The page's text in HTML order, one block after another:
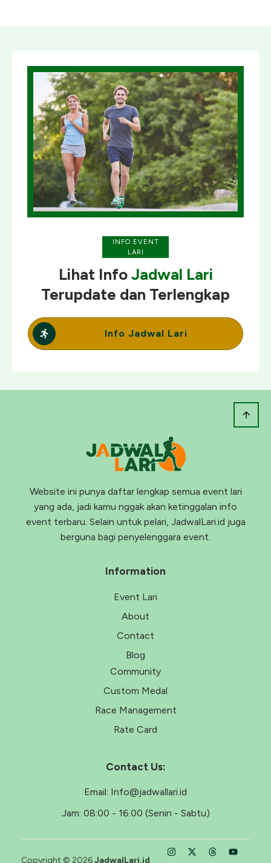
INFO EVENT
LARI
Lihat InfoJadwal Lari
Terupdate dan Terlengkap
Info Jadwal Lari
Website ini punya daftar lengkap semua event lari
yang ada, jadi kamu nggak akan ketinggalan info
event terbaru. Selain untuk pelari, JadwalLari.id juga
berguna bagi penyelenggara event.
Information
Event Lari
About
Contact
Blog
Community
Custom Medal
Race Management
Rate Card
Contact Us:
Email: Info@jadwallari.id
Jam: 08:00 - 16.00 (Senin - Sabtu)
Copyright © 2026JadwalLari.id